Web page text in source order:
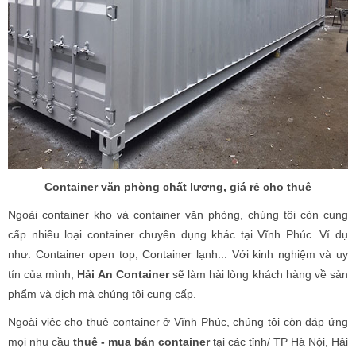
Container văn phòng chất lương, giá rẻ cho thuê
Ngoài container kho và container văn phòng, chúng tôi còn cung
cấp nhiều loại container chuyên dụng khác tại Vĩnh Phúc. Ví dụ
như: Container open top, Container lạnh... Với kinh nghiệm và uy
tín của mình, Hải An Containersẽ làm hài lòng khách hàng về sản
phẩm và dịch mà chúng tôi cung cấp.
Ngoài việc cho thuê container ở Vĩnh Phúc, chúng tôi còn đáp ứng
mọi nhu cầu thuê - mua bán containertại các tỉnh/ TP Hà Nội, Hải